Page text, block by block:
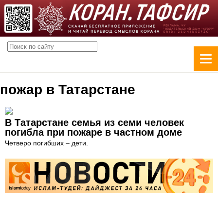
пожар в Татарстане
В Татарстане семья из семи человек
погибла при пожаре в частном доме
Четверо погибших – дети.